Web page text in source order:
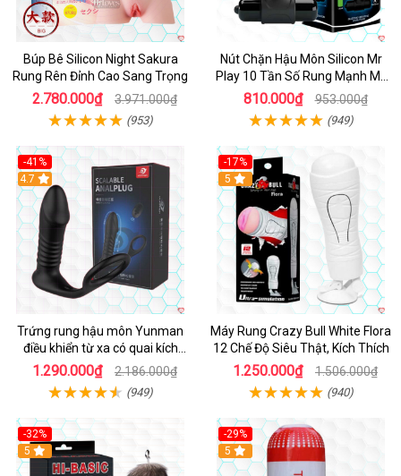
Búp Bê Silicon Night Sakura
Rung Rên Đỉnh Cao Sang Trọng
2.780.000₫ 3.971.000₫
(953)
Nút Chặn Hậu Môn Silicon Mr
Play 10 Tần Số Rung Mạnh Mẽ
Kích Thích
810.000₫ 953.000₫
(949)
-41%
Hot
4.7
Trứng rung hậu môn Yunman
điều khiển từ xa có quai kích
thích
1.290.000₫ 2.186.000₫
(949)
-17%
5
Máy Rung Crazy Bull White Flora
12 Chế Độ Siêu Thật, Kích Thích
1.250.000₫ 1.506.000₫
(940)
-32%
Hot
5
-29%
5